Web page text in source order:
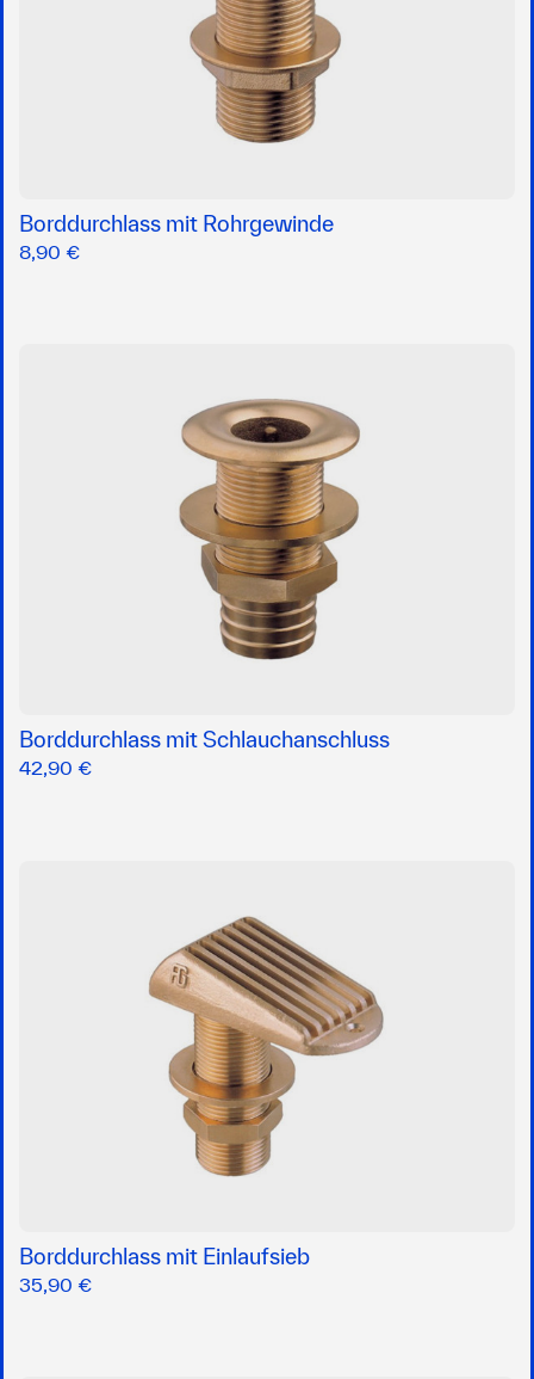
Borddurchlass mit Rohrgewinde
8,90 €
Borddurchlass mit Schlauchanschluss
42,90 €
Borddurchlass mit Einlaufsieb
35,90 €